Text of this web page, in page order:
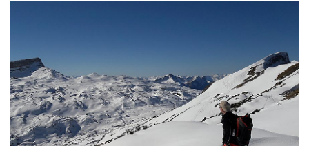
Kondition (Tourdauer):
von
bis
Suchbegriff: